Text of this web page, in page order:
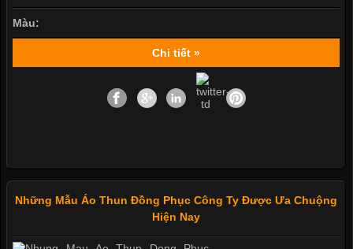
Màu:
Chi tiết »
Những Mẫu Áo Thun Đồng Phục Công Ty Được Ưa Chuộng
Hiện Nay